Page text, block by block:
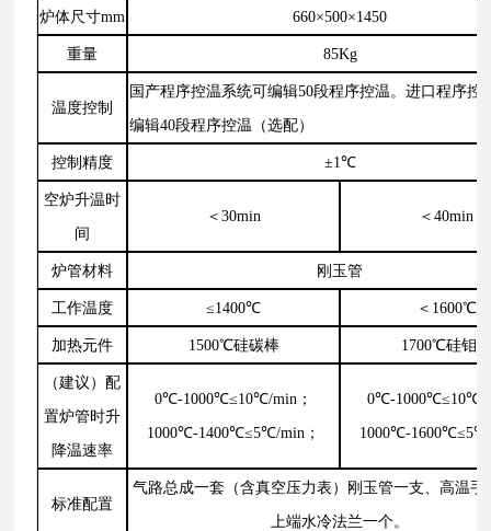
炉体尺寸mm 660×500×1450
重量 85Kg
温度控制
国产程序控温系统可编辑50段程序控温。进口程序控
编辑40段程序控温（选配）
控制精度 ±1℃
空炉升温时
间
＜30min ＜40min
炉管材料 刚玉管
工作温度 ≤1400℃ ＜1600℃
加热元件 1500℃硅碳棒 1700℃硅钼棒
（建议）配
置炉管时升
降温速率
0℃-1000℃≤10℃/min；
1000℃-1400℃≤5℃/min；
0℃-1000℃≤10℃/
1000℃-
标准配置
气路总成一套（含真空压力表）刚玉管一支、高温手
上端水冷法兰一个。